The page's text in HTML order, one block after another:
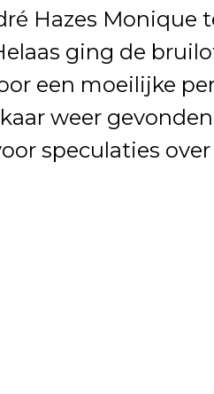
Hazes Monique
ging de
een moeilijke
weer
speculaties